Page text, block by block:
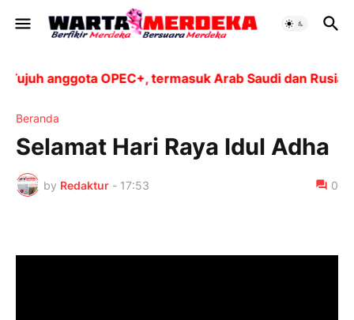
anggota OPEC+, termasuk Arab Saudi dan Rusia,
Beranda
Selamat Hari Raya Idul Adha
by Redaktur - 17:53 0